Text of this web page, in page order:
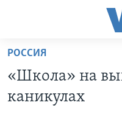
Перейти
основной
контент
ПРОЕКТЫ
РОССИЯ
«Школа» на
каникулах